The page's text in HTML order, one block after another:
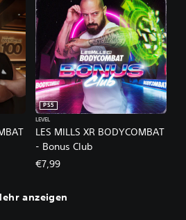
LES MILLS XR BODYCOMBAT
- Bonus Club
PS5
LEVEL
€7,99
anzeigen